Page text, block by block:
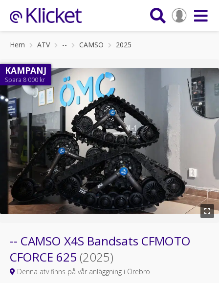
Hem ATV -- CAMSO 2025
KAMPANJ
Spara 8 000 kr
-- CAMSO X4S Bandsats CFMOTO
CFORCE 625 (2025)
Denna atv finns på vår anläggning i Örebro